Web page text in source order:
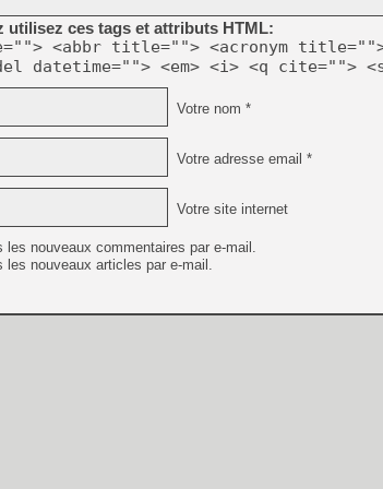
utilisez ces tags et attributs HTML:
<abbr title=""> <acronym title="">
datetime=""> <em> <i> <q cite="">
Votre nom *
Votre adresse email *
Votre site internet
les nouveaux commentaires par e-mail.
les nouveaux articles par e-mail.